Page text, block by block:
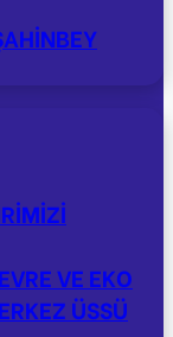
VE EKO
ÜSSÜ